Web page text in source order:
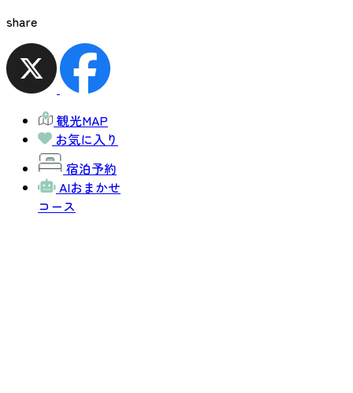
share
観光MAP
お気に入り
宿泊予約
AIおまかせ
コース